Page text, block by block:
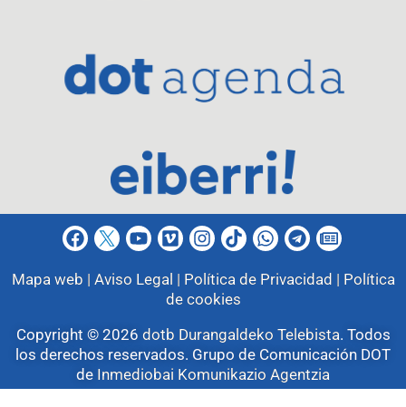
Mapa web | Aviso Legal | Política de Privacidad | Política
de cookies
Copyright © 2026 dotb Durangaldeko Telebista. Todos
los derechos reservados. Grupo de Comunicación DOT
de Inmediobai Komunikazio Agentzia